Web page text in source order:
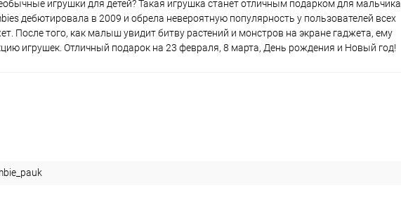
игрушки для детей? Такая игрушка станет отличным подарком для мальчика
дебютировала в 2009 и обрела невероятную популярность у пользователей всех
После того, как малыш увидит битву растений и монстров на экране гаджета, ему
игрушек. Отличный подарок на 23 февраля, 8 марта, День рождения и Новый год!